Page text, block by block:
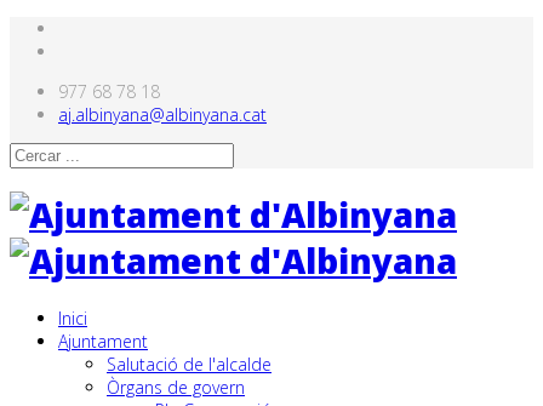
977 68 78 18
aj.albinyana@albinyana.cat
Inici
Ajuntament
Salutació de l'alcalde
Òrgans de govern